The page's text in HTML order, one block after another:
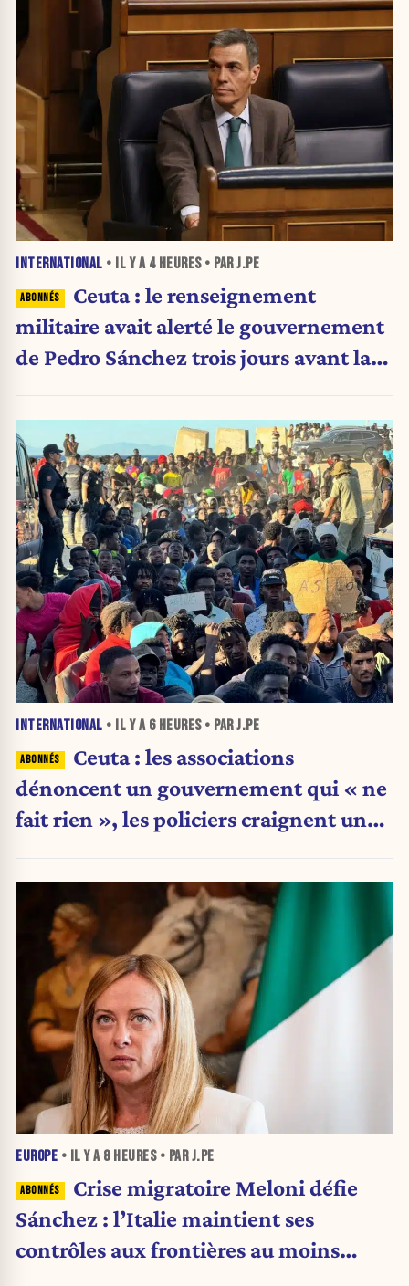
INTERNATIONAL • IL Y A 4 HEURES• PAR J.PE
Ceuta : le renseignement
militaire avait alerté le gouvernement
de Pedro Sánchez trois jours avant la
INTERNATIONAL • IL Y A 6 HEURES• PAR J.PE
Ceuta : les associations
dénoncent un gouvernement qui « ne
fait rien », les policiers craignent une
EUROPE • IL Y A 8 HEURES• PAR J.PE
Crise migratoire Meloni défie
Sánchez : l’Italie maintient ses
contrôles aux frontières au moins